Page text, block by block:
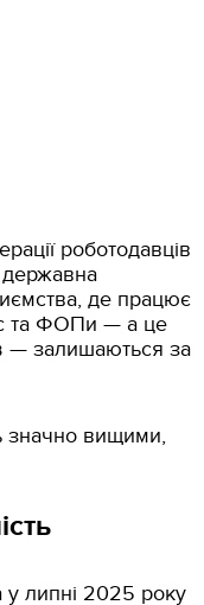
роботодавців
де працює
та ФОПи — а це
— залишаються за
значно вищими,
у липні 2025 року